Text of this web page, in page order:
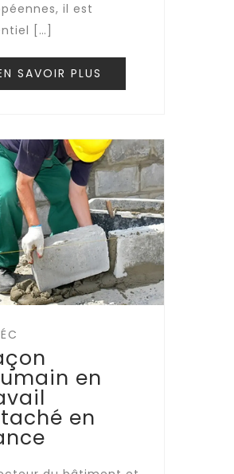
il est
[…]
SAVOIR PLUS
en
en